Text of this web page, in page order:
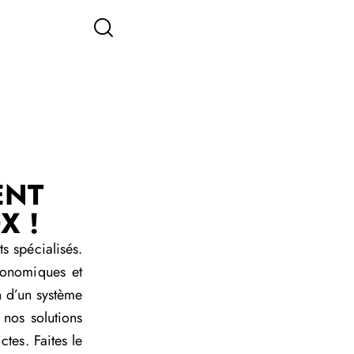
!
spécialisés.
et
système
solutions
Faites le